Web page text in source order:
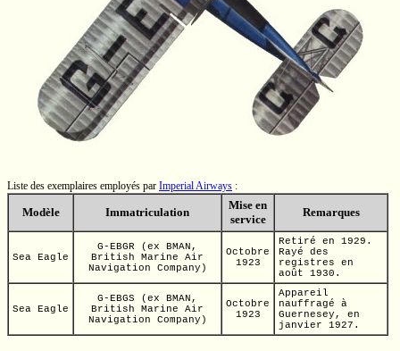
Liste des exemplaires employés par Imperial Airways :
Modèle Immatriculation
Mise en
service
Remarques
Sea Eagle
G-EBGR (ex BMAN,
British Marine Air
Navigation Company)
Octobre
1923
Retiré en 1929.
Rayé des
registres en
août 1930.
Sea Eagle
G-EBGS (ex BMAN,
British Marine Air
Navigation Company)
Octobre
1923
Appareil
nauffragé à
Guernesey, en
janvier 1927.